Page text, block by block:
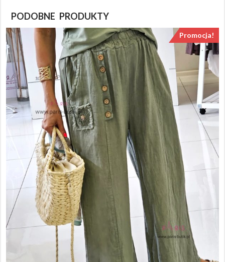
PODOBNE PRODUKTY
Promocja!